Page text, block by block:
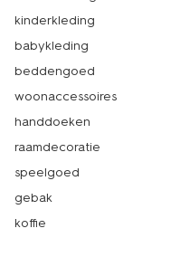
kinderkleding
babykleding
beddengoed
woonaccessoires
handdoeken
raamdecoratie
speelgoed
gebak
koffie